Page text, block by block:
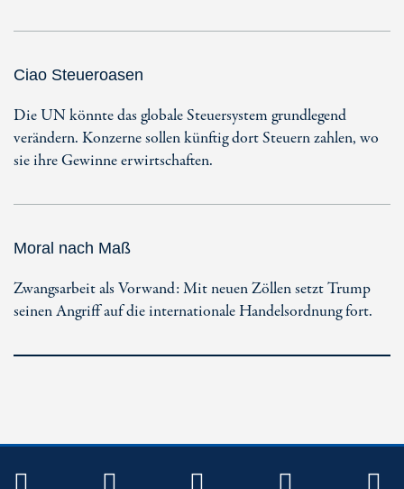
Ciao Steueroasen
Die UN könnte das globale Steuersystem grundlegend
verändern. Konzerne sollen künftig dort Steuern zahlen, wo
sie ihre Gewinne erwirtschaften.
Moral nach Maß
Zwangsarbeit als Vorwand: Mit neuen Zöllen setzt Trump
seinen Angriff auf die internationale Handelsordnung fort.
TWITTERFACEBOOKINSTAGRAM